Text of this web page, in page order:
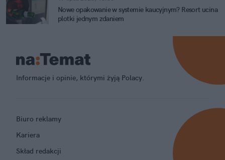
Nowe opakowanie w systemie kaucyjnym? Resort ucina
plotki jednym zdaniem
Informacje i opinie, którymi żyją Polacy.
Biuro reklamy
Kariera
Skład redakcji